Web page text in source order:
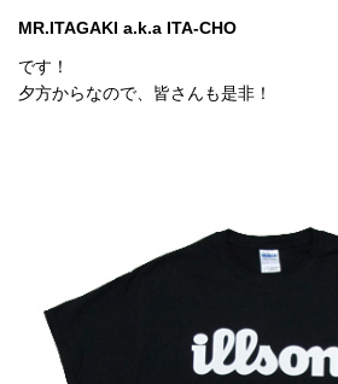
MR.ITAGAKI a.k.a ITA-CHO
です！
夕方からなので、皆さんも是非！